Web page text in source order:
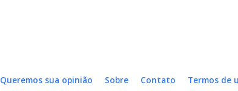
Queremos sua opinião Sobre Contato Termos de